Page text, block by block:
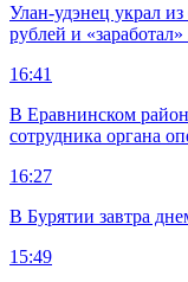
Улан-удэнец украл
рублей и
16:41
В Еравнинском
сотрудника органа
16:27
В Бурятии завтра
15:49